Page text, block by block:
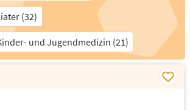
(32)
und Jugendmedizin (21)